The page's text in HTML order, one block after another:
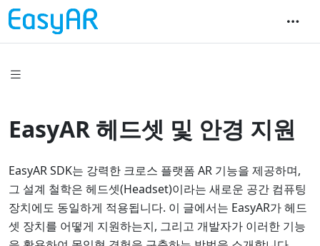
EasyAR 헤드셋 및 안경 지원
EasyAR SDK는 강력한 크로스 플랫폼 AR 기능을 제공하며,
그 설계 철학은 헤드셋(Headset)이라는 새로운 공간 컴퓨팅
장치에도 동일하게 적용됩니다. 이 글에서는 EasyAR가 헤드
셋 장치를 어떻게 지원하는지, 그리고 개발자가 이러한 기능